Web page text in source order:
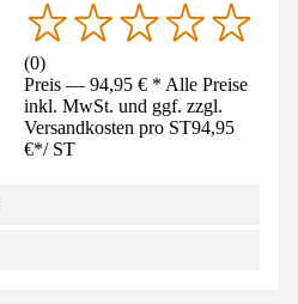
(0)
Preis — 94,95 € * Alle Preise
inkl. MwSt. und ggf. zzgl.
Versandkosten pro ST94,95
€*/ ST